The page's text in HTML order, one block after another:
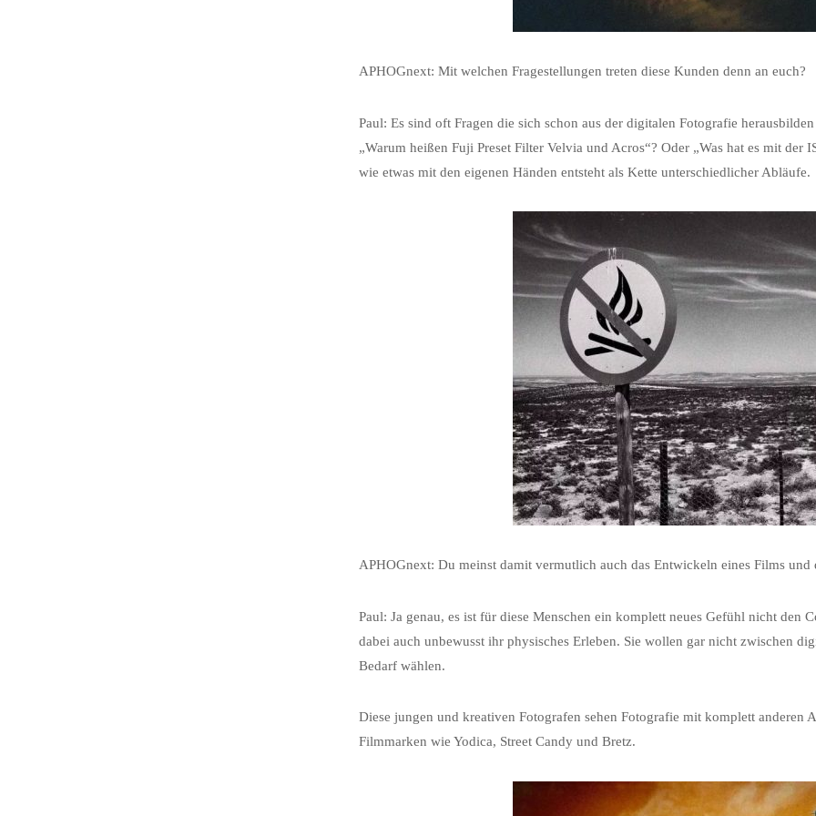
APHOGnext: Mit welchen Fragestellungen treten diese Kunden denn an euch?
Paul: Es sind oft Fragen die sich schon aus der digitalen Fotografie
„Warum heißen Fuji Preset Filter Velvia und Acros“? Oder „Was hat es mit der
wie etwas mit den eigenen Händen entsteht als Kette unterschiedlicher Abläufe.
APHOGnext: Du meinst damit vermutlich auch das Entwickeln eines Films und
Paul: Ja genau, es ist für diese Menschen ein komplett neues Gefühl nicht den
dabei auch unbewusst ihr physisches Erleben. Sie wollen gar nicht zwischen
Bedarf wählen.
Diese jungen und kreativen Fotografen sehen Fotografie mit komplett anderen
Filmmarken wie Yodica, Street Candy und Bretz.